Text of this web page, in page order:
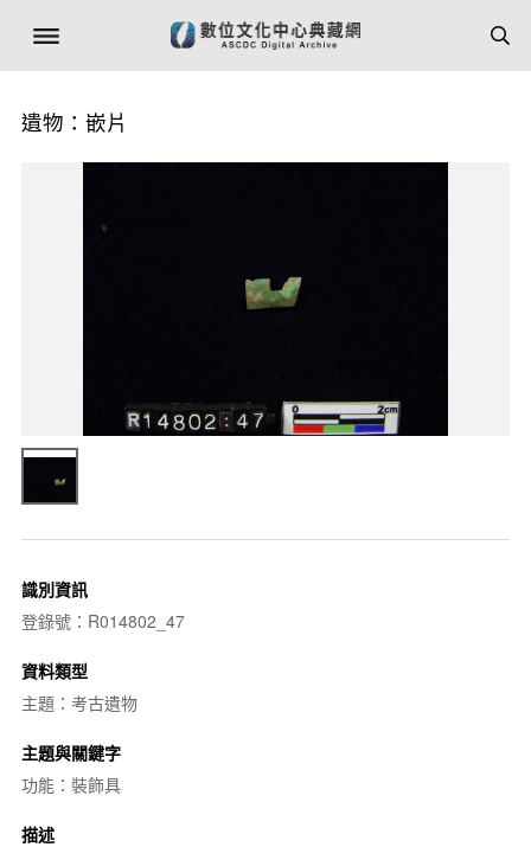
遺物：嵌片
識別資訊
登錄號：R014802_47
資料類型
主題：考古遺物
主題與關鍵字
功能：裝飾具
描述